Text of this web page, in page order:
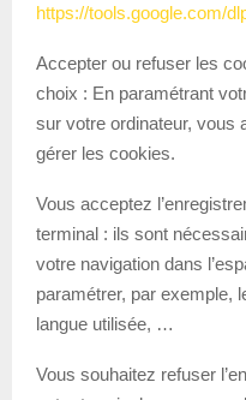
https://tools.google.com/
Accepter ou refuser les
choix : En paramétrant
sur votre ordinateur, vous
gérer les cookies.
Vous acceptez
terminal : ils sont
votre navigation dans
paramétrer, par exemple,
langue utilisée, …
Vous souhaitez refuser